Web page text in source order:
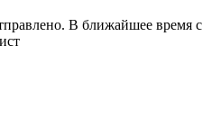
В ближайшее время с